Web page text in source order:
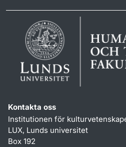
Kontakta oss
Institutionen för
LUX, Lunds universitet
Box 192